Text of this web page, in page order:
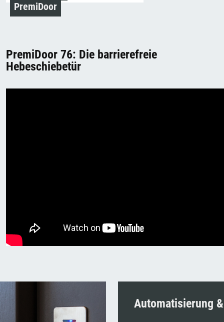
PremiDoor
PremiDoor 76: Die barrierefreie
Hebeschiebetür
Automatisierung